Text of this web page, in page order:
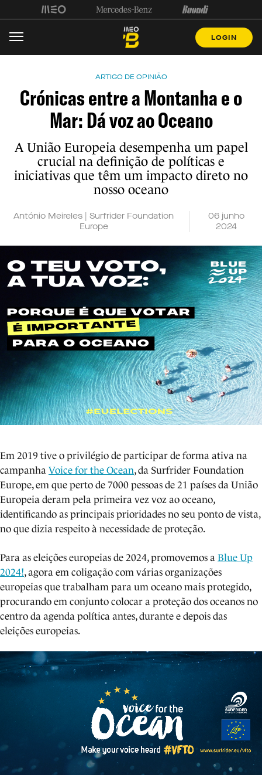
LOGIN
ARTIGO DE OPINIÃO
Crónicas entre a Montanha e o
Mar: Dá voz ao Oceano
A União Europeia desempenha um papel
crucial na definição de políticas e
iniciativas que têm um impacto direto no
nosso oceano
António Meireles | Surfrider Foundation
Europe
06 junho
2024
Em 2019 tive o privilégio de participar de forma ativa na
campanha Voice for the Ocean, da Surfrider Foundation
Europe, em que perto de 7000 pessoas de 21 países da União
Europeia deram pela primeira vez voz ao oceano,
identificando as principais prioridades no seu ponto de vista,
no que dizia respeito à necessidade de proteção.
Para as eleições europeias de 2024, promovemos a Blue Up
2024!, agora em coligação com várias organizações
europeias que trabalham para um oceano mais protegido,
procurando em conjunto colocar a proteção dos oceanos no
centro da agenda política antes, durante e depois das
eleições europeias.